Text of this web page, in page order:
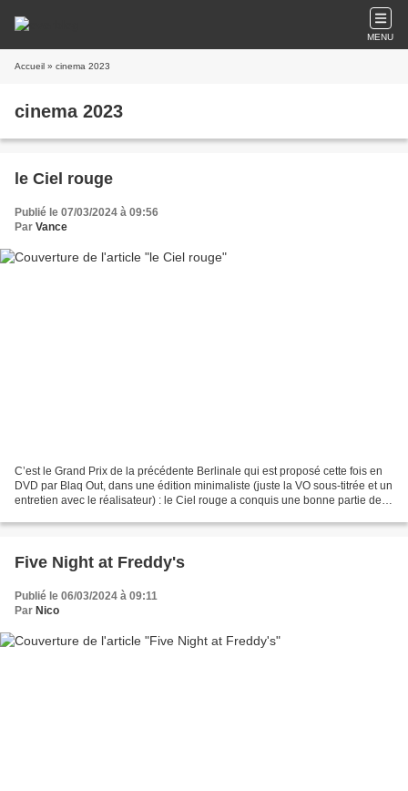
MENU
Accueil » cinema 2023
cinema 2023
le Ciel rouge
Publié le 07/03/2024 à 09:56
Par Vance
C’est le Grand Prix de la précédente Berlinale qui est proposé cette fois en
DVD par Blaq Out, dans une édition minimaliste (juste la VO sous-titrée et un
entretien avec le réalisateur) : le Ciel rouge a conquis une bonne partie des
Five Night at Freddy's
Publié le 06/03/2024 à 09:11
Par Nico